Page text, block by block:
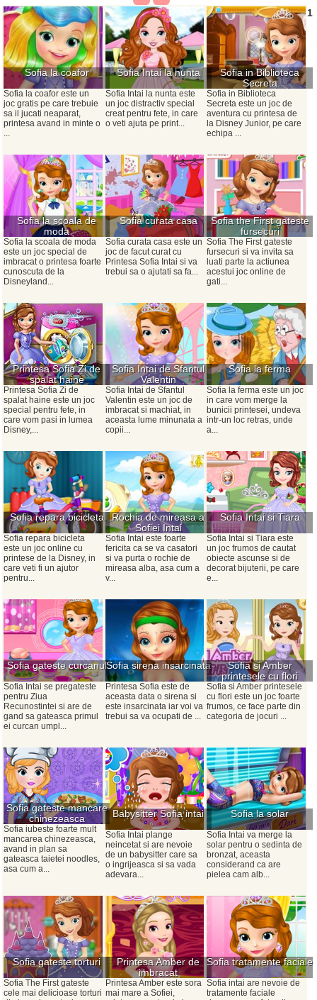
Sofia la coafor
Sofia la coafor este un
joc gratis pe care trebuie
sa il jucati neaparat,
printesa avand in minte o
...
Sofia Intai la nunta
Sofia Intai la nunta este
un joc distractiv special
creat pentru fete, in care
o veti ajuta pe print...
Sofia in Biblioteca
Secreta
Sofia in Biblioteca
Secreta este un joc de
aventura cu printesa de
la Disney Junior, pe care
echipa ...
Sofia la scoala de
moda
Sofia la scoala de moda
este un joc special de
imbracat o printesa foarte
cunoscuta de la
Disneyland...
Sofia curata casa
Sofia curata casa este un
joc de facut curat cu
Printesa Sofia Intai si va
trebui sa o ajutati sa fa...
Sofia the First gateste
fursecuri
Sofia The First gateste
fursecuri si va invita sa
luati parte la actiunea
acestui joc online de
gati...
Printesa Sofia Zi de
spalat haine
Printesa Sofia Zi de
spalat haine este un joc
special pentru fete, in
care vom pasi in lumea
Disney,...
Sofia Intai de Sfantul
Valentin
Sofia Intai de Sfantul
Valentin este un joc de
imbracat si machiat, in
aceasta lume minunata a
copii...
Sofia la ferma
Sofia la ferma este un joc
in care vom merge la
bunicii printesei, undeva
intr-un loc retras, unde
a...
Sofia repara bicicleta
Sofia repara bicicleta
este un joc online cu
printese de la Disney, in
care veti fi un ajutor
pentru...
Rochia de mireasa a
Sofiei Intai
Sofia Intai este foarte
fericita ca se va casatori
si va purta o rochie de
mireasa alba, asa cum a
v...
Sofia Intai si Tiara
Sofia Intai si Tiara este
un joc frumos de cautat
obiecte ascunse si de
decorat bijuterii, pe care
e...
Sofia gateste curcanul
Sofia Intai se pregateste
pentru Ziua
Recunostintei si are de
gand sa gateasca primul
ei curcan umpl...
Sofia sirena insarcinata
Printesa Sofia este de
aceasta data o sirena si
este insarcinata iar voi va
trebui sa va ocupati de ...
Sofia si Amber
printesele cu flori
Sofia si Amber printesele
cu flori este un joc foarte
frumos, ce face parte din
categoria de jocuri ...
Sofia gateste mancare
chinezeasca
Sofia iubeste foarte mult
mancarea chinezeasca,
avand in plan sa
gateasca taietei noodles,
asa cum a...
Babysitter Sofia intai
Sofia Intai plange
neincetat si are nevoie
de un babysitter care sa
o ingrijeasca si sa vada
adevara...
Sofia la solar
Sofia Intai va merge la
solar pentru o sedinta de
bronzat, aceasta
considerand ca are
pielea cam alb...
Sofia gateste torturi
Sofia The First gateste
cele mai delicioase torturi
Printesa Amber de
imbracat
Printesa Amber este sora
mai mare a Sofiei,
Sofia tratamente faciale
Sofia intai are nevoie de
tratamente faciale
1